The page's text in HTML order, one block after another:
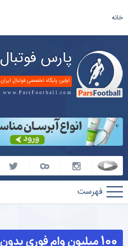
خانه
پارس فوتبال
اولین پایگاه تخصصی فوتبال ایران
www.ParsFootball.com
پارس
فوتبال